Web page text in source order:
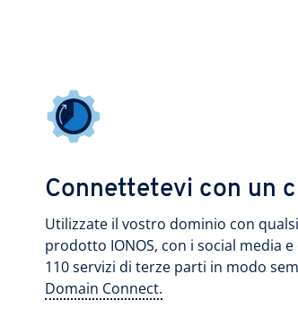
Connettetevi con un
Utilizzate il vostro dominio con
prodotto IONOS, con i social media
110 servizi di terze parti in modo
Domain Connect.